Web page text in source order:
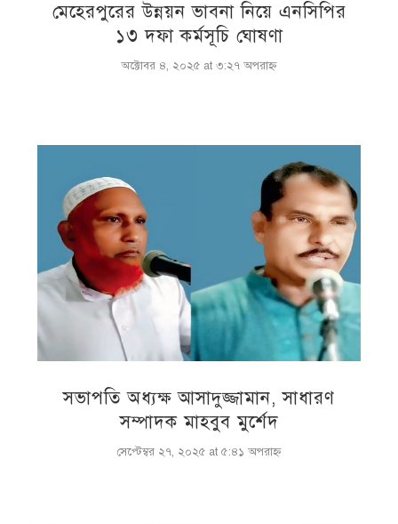
মেহেরপুরের উন্নয়ন ভাবনা নিয়ে এনসিপির
১৩ দফা কর্মসূচি ঘোষণা
অক্টোবর ৪, ২০২৫ at ৩:২৭ অপরাহ্ণ
সভাপতি অধ্যক্ষ আসাদুজ্জামান, সাধারণ
সম্পাদক মাহবুব মুর্শেদ
সেপ্টেম্বর ২৭, ২০২৫ at ৫:৪১ অপরাহ্ণ